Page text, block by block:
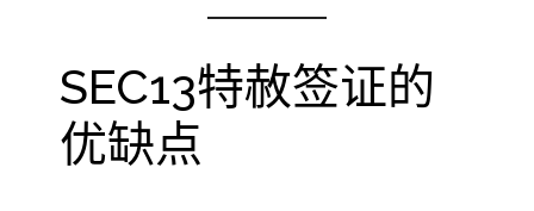
SEC13特赦签证的
优缺点